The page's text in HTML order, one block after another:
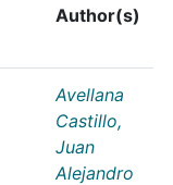
Author(s)
Avellana
Castillo,
Juan
Alejandro